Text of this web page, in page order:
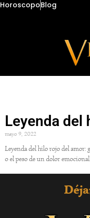
HoroscopoBlog
Leyenda del
mayo 9, 2022
Leyenda del hilo rojo del amor:
o el peso de un dolor